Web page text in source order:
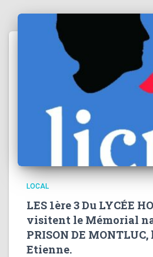
LOCAL
LES 1ère 3 Du LYCÉE
visitent le Mémorial
PRISON DE
Etienne.